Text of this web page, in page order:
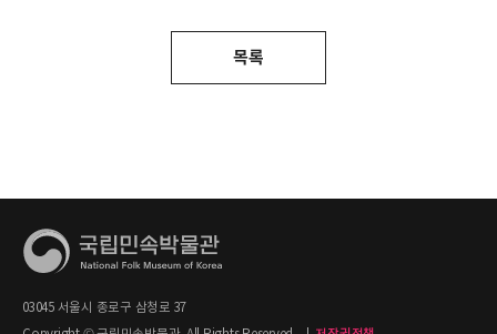
목록
03045 서울시 종로구 삼청로 37